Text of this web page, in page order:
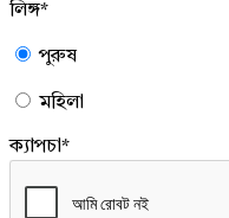
লিঙ্গ*
পুরুষ
মহিলা
ক্যাপচা*